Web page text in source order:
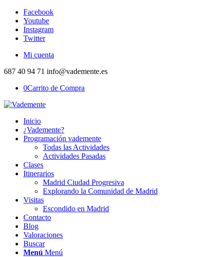
Facebook
Youtube
Instagram
Twitter
Mi cuenta
687 40 94 71 info@vademente.es
0Carrito de Compra
Inicio
¿Vademente?
Programación vademente
Todas las Actividades
Actividades Pasadas
Clases
Itinerarios
Madrid Ciudad Progresiva
Explorando la Comunidad de Madrid
Visitas
Escondido en Madrid
Contacto
Blog
Valoraciones
Buscar
Menú Menú